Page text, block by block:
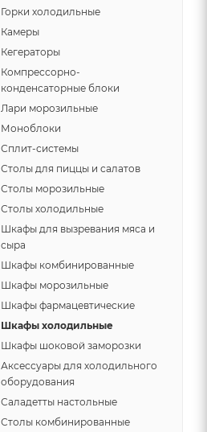
Горки холодильные
Камеры
Кегераторы
Компрессорно-
конденсаторные блоки
Лари морозильные
Моноблоки
Сплит-системы
Столы для пиццы и салатов
Столы морозильные
Столы холодильные
Шкафы для вызревания мяса и
сыра
Шкафы комбинированные
Шкафы морозильные
Шкафы фармацевтические
Шкафы холодильные
Шкафы шоковой заморозки
Аксессуары для холодильного
оборудования
Саладетты настольные
Столы комбинированные